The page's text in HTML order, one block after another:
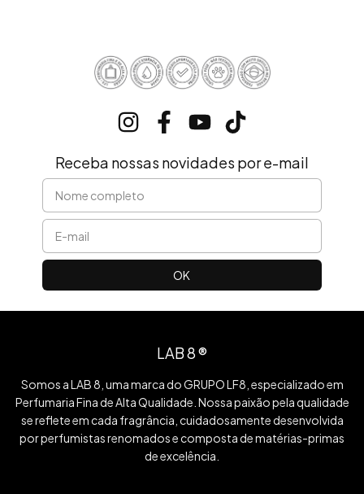
Receba nossas novidades por e-mail
LAB 8 ®
Somos a LAB 8, uma marca do GRUPO LF8, especializado em
Perfumaria Fina de Alta Qualidade. Nossa paixão pela qualidade
se reflete em cada fragrância, cuidadosamente desenvolvida
por perfumistas renomados e composta de matérias-primas
de excelência.